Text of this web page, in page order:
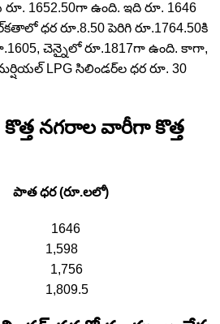
1652.50గా ఉంది. ఇది రూ. 1646
ధర రూ.8.50 పెరిగి రూ.1764.50కి
చెన్నైలో రూ.1817గా ఉంది. కాగా,
LPG సిలిండర్‌ల ధర రూ. 30
కొత్త నగరాల వారీగా కొత్త
పాత ధర (రూ.లలో)
1646
1,598
1,756
1,809.5